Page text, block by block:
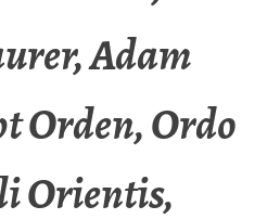
Adam
Orden, Ordo
Orientis,